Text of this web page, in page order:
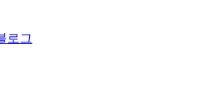
로그